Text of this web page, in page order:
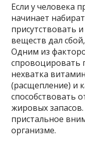
Если у человека
начинает
присутствовать
веществ дал
Одним из
спровоцировать
нехватка
(расщепление) и
способствовать
жировых
пристальное
организме.